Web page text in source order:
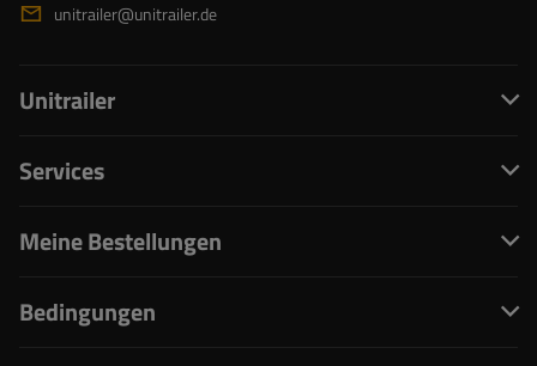
unitrailer@unitrailer.de
Unitrailer
Services
Meine Bestellungen
Bedingungen